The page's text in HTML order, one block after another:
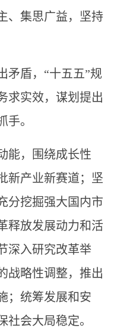
、集思广益，坚持
盾，“十五五”规
求实效，谋划提出
手。
，围绕成长性
新产业新赛道；坚
分挖掘强大国内市
释放发展动力和活
深入研究改革举
战略性调整，推出
；统筹发展和安
社会大局稳定。